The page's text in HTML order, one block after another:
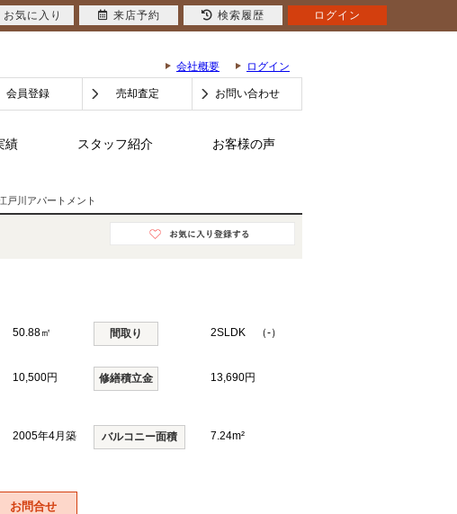
会社概要 ログイン
会員登録 売却査定 お問い合わせ
績 スタッフ紹介 お客様の声
戸川アパートメント
50.88㎡ 間取り 2SLDK （-）
10,500円 修繕積立金 13,690円
2005年4月築 バルコニー面積 7.24m²
お問合せ
お気に入り 来店予約 検索履歴 ログイン